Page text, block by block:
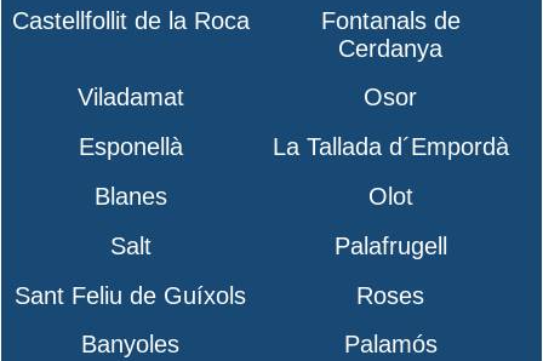
Castellfollit de la Roca
Fontanals de
Cerdanya
Viladamat
Osor
Esponellà
La Tallada d´Empordà
Blanes
Olot
Salt
Palafrugell
Sant Feliu de Guíxols
Roses
Banyoles
Palamós